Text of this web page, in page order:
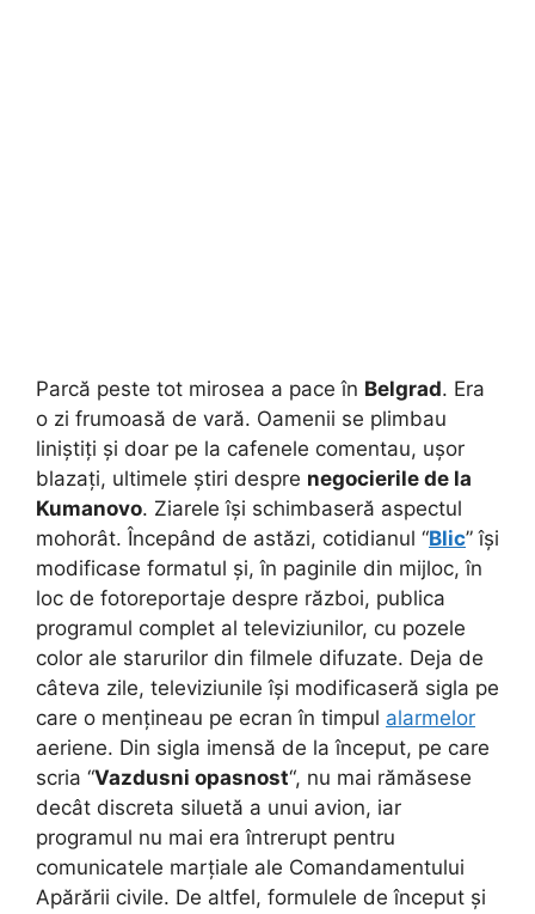
Parcă peste tot mirosea a pace în Belgrad. Era
o zi frumoasă de vară. Oamenii se plimbau
liniștiți și doar pe la cafenele comentau, ușor
blazați, ultimele știri despre negocierile de la
Kumanovo. Ziarele își schimbaseră aspectul
mohorât. Începând de astăzi, cotidianul “Blic” își
modificase formatul și, în paginile din mijloc, în
loc de fotoreportaje despre război, publica
programul complet al televiziunilor, cu pozele
color ale starurilor din filmele difuzate. Deja de
câteva zile, televiziunile își modificaseră sigla pe
care o mențineau pe ecran în timpul alarmelor
aeriene. Din sigla imensă de la început, pe care
scria “Vazdusni opasnost“, nu mai rămăsese
decât discreta siluetă a unui avion, iar
programul nu mai era întrerupt pentru
comunicatele marțiale ale Comandamentului
Apărării civile. De altfel, formulele de început și